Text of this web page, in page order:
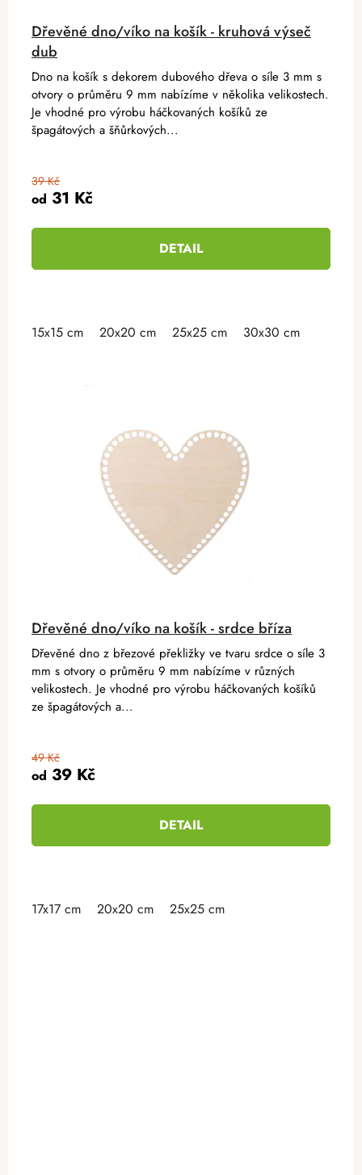
Dřevěné dno/víko na košík - kruhová výseč
dub
od 31 Kč
39 Kč
DETAIL
Dno na košík s dekorem dubového dřeva o síle 3 mm s
otvory o průměru 9 mm nabízíme v několika velikostech.
Je vhodné pro výrobu háčkovaných košíků ze
špagátových a šňůrkových...
15x15 cm 20x20 cm 25x25 cm 30x30 cm
Dřevěné dno/víko na košík - srdce bříza
od 39 Kč
49 Kč
DETAIL
Dřevěné dno z březové překližky ve tvaru srdce o síle 3
mm s otvory o průměru 9 mm nabízíme v různých
velikostech. Je vhodné pro výrobu háčkovaných košíků
ze špagátových a...
17x17 cm 20x20 cm 25x25 cm